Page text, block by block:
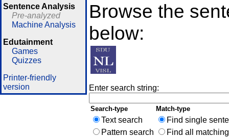
Sentence Analysis
Pre-analyzed
Machine Analysis
Edutainment
Games
Quizzes
Printer-friendly
version
Browse the
below:
Enter search string:
Search-type Match-type
Text search
Find single
Pattern search
Find all